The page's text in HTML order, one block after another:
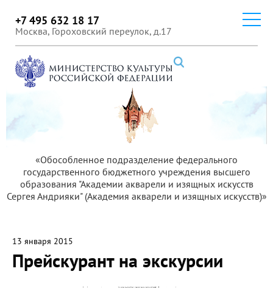
«Обособленное подразделение федерального
государственного бюджетного учреждения высшего
образования "Академии акварели и изящных искусств
Сергея Андрияки" (Академия акварели и изящных искусств)»
+7 495 632 18 17
Москва, Гороховский переулок, д.17
13 января 2015
Прейскурант на экскурсии